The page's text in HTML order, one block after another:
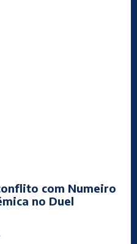
com Numeiro
no Duel